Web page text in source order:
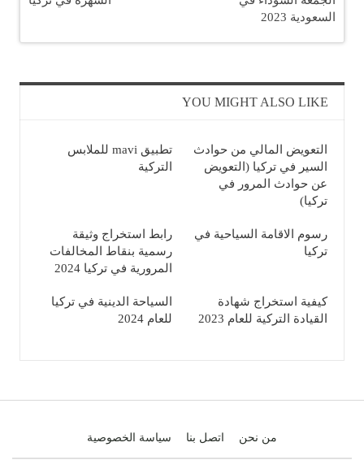
السعودية 2023
YOU MIGHT ALSO LIKE
التعويض المالي من حوادث
السير في تركيا (التعويض
عن حوادث المرور في
تركيا)
تطبيق mavi للملابس
التركية
رسوم الاقامة السياحية في
تركيا
رابط استخراج وثيقة
رسمية بنقاط المخالفات
المرورية في تركيا 2024
كيفية استخراج شهادة
القيادة التركية للعام 2023
السياحة الدينية في تركيا
للعام 2024
من نحن اتصل بنا سياسة الخصوصية